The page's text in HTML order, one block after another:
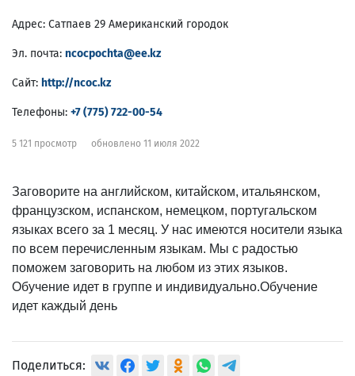
Адрес: Сатпаев 29 Американский городок
Эл. почта: ncocpochta@ee.kz
Сайт: http://ncoc.kz
Телефоны: +7 (775) 722-00-54
5 121 просмотр обновлено 11 июля 2022
Заговорите на английском, китайском, итальянском,
французском, испанском, немецком, португальском
языках всего за 1 месяц. У нас имеются носители языка
по всем перечисленным языкам. Мы с радостью
поможем заговорить на любом из этих языков.
Обучение идет в группе и индивидуально.Обучение
идет каждый день
Поделиться: